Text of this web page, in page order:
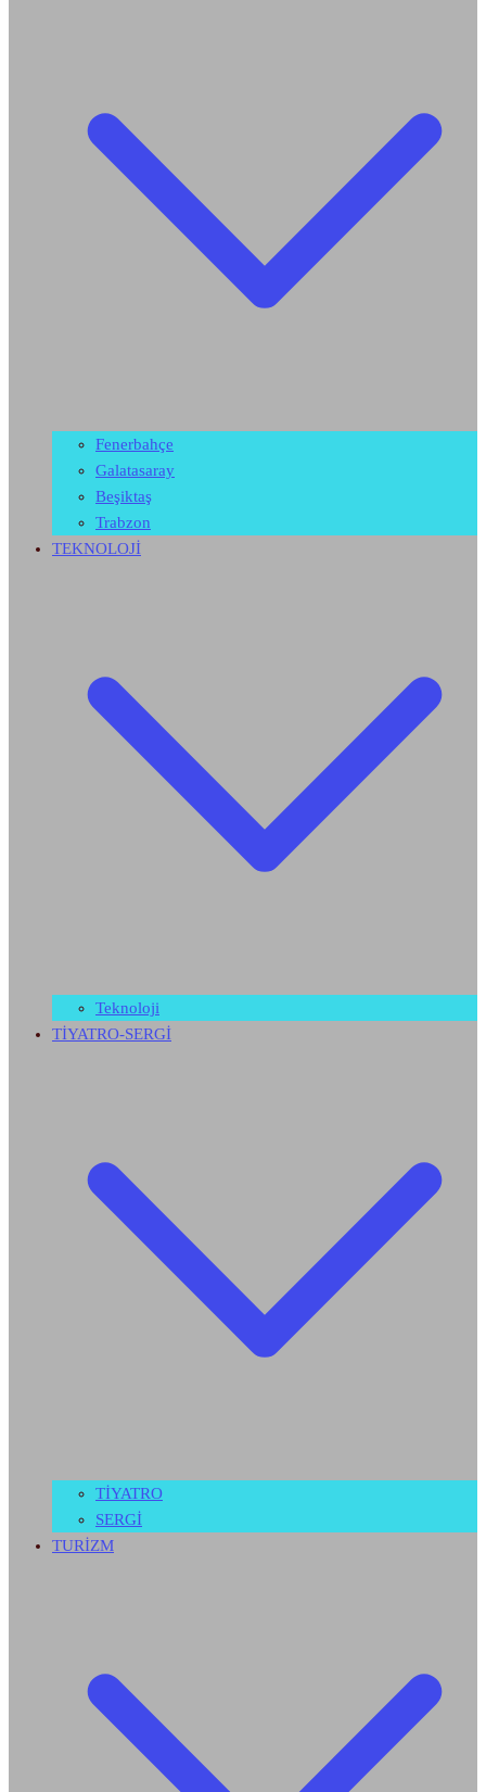
Fenerbahçe
Galatasaray
Beşiktaş
Trabzon
TEKNOLOJİ
Teknoloji
TİYATRO-SERGİ
TİYATRO
SERGİ
TURİZM